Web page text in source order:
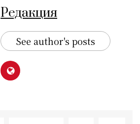
Редакция
See author's posts